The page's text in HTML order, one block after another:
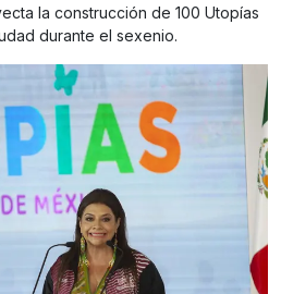
la construcción de 100 Utopías
durante el sexenio.